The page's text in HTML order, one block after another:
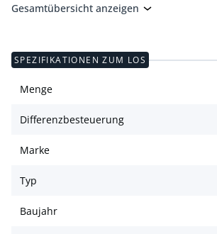
Gesamtübersicht anzeigen
SPEZIFIKATIONEN ZUM LOS
Menge
Differenzbesteuerung
Marke
Typ
Baujahr